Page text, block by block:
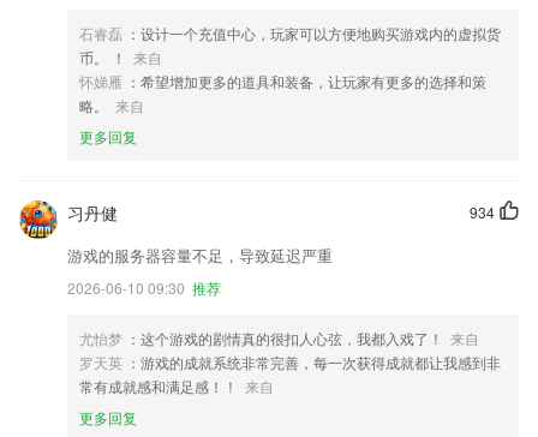
石睿磊 ：设计一个充值中心，玩家可以方便地购买游戏内的虚拟货
币。 ！
来自
怀娣雁 ：希望增加更多的道具和装备，让玩家有更多的选择和策
略。
来自
更多回复
934
习丹健
游戏的服务器容量不足，导致延迟严重
2026-06-10 09:30 推荐
尤怡梦 ：这个游戏的剧情真的很扣人心弦，我都入戏了！
来自
罗天英 ：游戏的成就系统非常完善，每一次获得成就都让我感到非
常有成就感和满足感！！
来自
更多回复